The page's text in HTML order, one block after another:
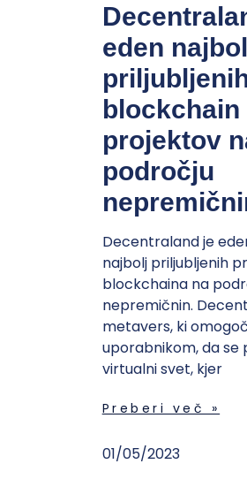
eden
blockchain
projektov
področju
Decentraland je
najbolj priljubljenih
blockchaina na
nepremičnin.
metavers, ki
uporabnikom, da se
virtualni svet, kjer
Preberi več »
01/05/2023